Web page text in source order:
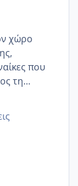
χώρο
που
τη
το 2025.
χαρές,